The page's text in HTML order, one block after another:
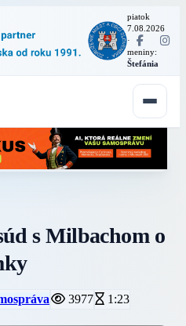
piatok
7.08.2026
·
meniny:
Štefánia
s Milbachom o
3977 1:23